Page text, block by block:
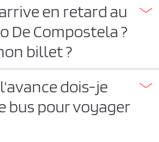
en retard au
De Compostela ?
billet ?
dois-je
bus pour voyager